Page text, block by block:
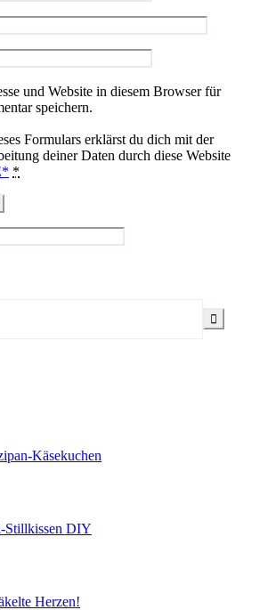
und Website in diesem Browser für
speichern.
Formulars erklärst du dich mit der
deiner Daten durch diese Website
*
Käsekuchen
Stillkissen DIY
Herzen!